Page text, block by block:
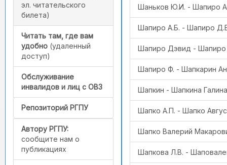
эл. читательского
билета)
Читать там, где вам
удобно (удаленный
доступ)
Обслуживание
инвалидов и лиц с ОВЗ
Репозиторий РГПУ
Автору РГПУ:
сообщите нам о
публикациях
Шаньков Ю.И. - Шапиро
Шапиро А.Б. - Шапиро
Шапиро Дэвид - Шапиро
Шапиро Ф. - Шапкарин
Шапкин - Шапкина
Шапко А.П. - Шапко
Шапко Валерий
Шапкова Л.В. -